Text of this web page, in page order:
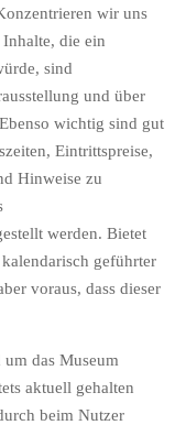
wir uns
die ein
sind
und über
wichtig sind gut
Eintrittspreise,
Hinweise zu
werden. Bietet
geführter
voraus, dass dieser
das Museum
aktuell gehalten
beim Nutzer